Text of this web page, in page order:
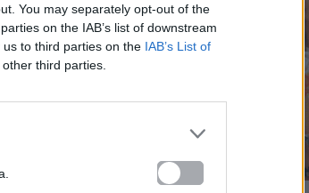
You may separately opt-out of the
on the IAB’s list of downstream
to third parties on the IAB’s List of
third parties.
πέτυχαν